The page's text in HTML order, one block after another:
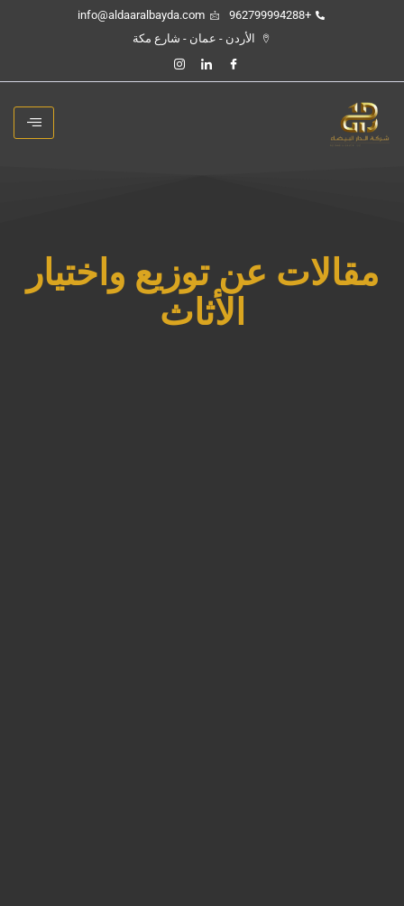
+962799994288
info@aldaaralbayda.com
الأردن - عمان - شارع مكة
مقالات عن توزيع واختيار
الأثاث